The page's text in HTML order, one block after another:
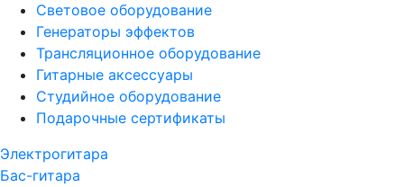
Световое оборудование
Генераторы эффектов
Трансляционное оборудование
Гитарные аксессуары
Студийное оборудование
Подарочные сертификаты
Электрогитара
Бас-гитара